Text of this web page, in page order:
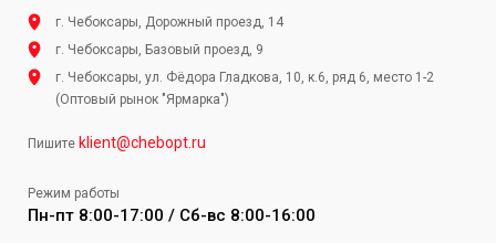
г. Чебоксары, Дорожный проезд, 14
г. Чебоксары, Базовый проезд, 9
г. Чебоксары, ул. Фёдора Гладкова, 10, к.6, ряд 6, место 1-2
(Оптовый рынок "Ярмарка")
Пишите klient@chebopt.ru
Режим работы
Пн-пт 8:00-17:00 / Сб-вс 8:00-16:00